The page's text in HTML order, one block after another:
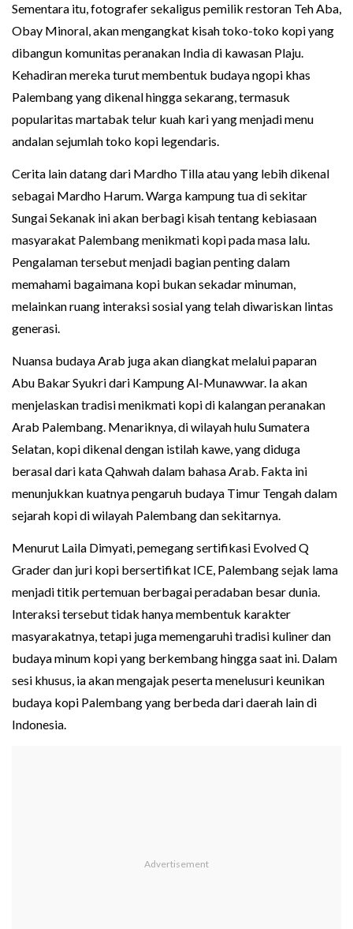
Sementara itu, fotografer sekaligus pemilik restoran Teh Aba,
Obay Minoral, akan mengangkat kisah toko-toko kopi yang
dibangun komunitas peranakan India di kawasan Plaju.
Kehadiran mereka turut membentuk budaya ngopi khas
Palembang yang dikenal hingga sekarang, termasuk
popularitas martabak telur kuah kari yang menjadi menu
andalan sejumlah toko kopi legendaris.
Cerita lain datang dari Mardho Tilla atau yang lebih dikenal
sebagai Mardho Harum. Warga kampung tua di sekitar
Sungai Sekanak ini akan berbagi kisah tentang kebiasaan
masyarakat Palembang menikmati kopi pada masa lalu.
Pengalaman tersebut menjadi bagian penting dalam
memahami bagaimana kopi bukan sekadar minuman,
melainkan ruang interaksi sosial yang telah diwariskan lintas
generasi.
Nuansa budaya Arab juga akan diangkat melalui paparan
Abu Bakar Syukri dari Kampung Al-Munawwar. Ia akan
menjelaskan tradisi menikmati kopi di kalangan peranakan
Arab Palembang. Menariknya, di wilayah hulu Sumatera
Selatan, kopi dikenal dengan istilah kawe, yang diduga
berasal dari kata Qahwah dalam bahasa Arab. Fakta ini
menunjukkan kuatnya pengaruh budaya Timur Tengah dalam
sejarah kopi di wilayah Palembang dan sekitarnya.
Menurut Laila Dimyati, pemegang sertifikasi Evolved Q
Grader dan juri kopi bersertifikat ICE, Palembang sejak lama
menjadi titik pertemuan berbagai peradaban besar dunia.
Interaksi tersebut tidak hanya membentuk karakter
masyarakatnya, tetapi juga memengaruhi tradisi kuliner dan
budaya minum kopi yang berkembang hingga saat ini. Dalam
sesi khusus, ia akan mengajak peserta menelusuri keunikan
budaya kopi Palembang yang berbeda dari daerah lain di
Indonesia.